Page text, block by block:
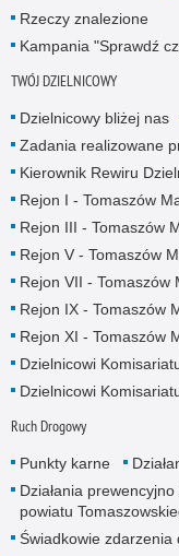
Rzeczy znalezione
Kampania "Sprawdź
TWÓJ DZIELNICOWY
Dzielnicowy bliżej nas
Zadania realizowane
Kierownik Rewiru
Rejon I - Tomaszów
Rejon III - Tomaszów
Rejon V - Tomaszów
Rejon VII - Tomaszów
Rejon IX - Tomaszów
Rejon XI - Tomaszów
Dzielnicowi
Dzielnicowi
Ruch Drogowy
Punkty karne
Działania
powiatu
Świadkowie zdarzenia